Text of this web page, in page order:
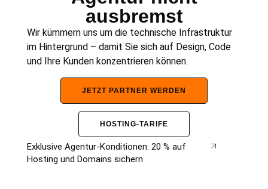
ausbremst
Wir kümmern uns um die technische Infrastruktur
im Hintergrund – damit Sie sich auf Design, Code
und Ihre Kunden konzentrieren können.
JETZT PARTNER WERDEN
HOSTING-TARIFE
Exklusive Agentur-Konditionen: 20 % auf
Hosting und Domains sichern